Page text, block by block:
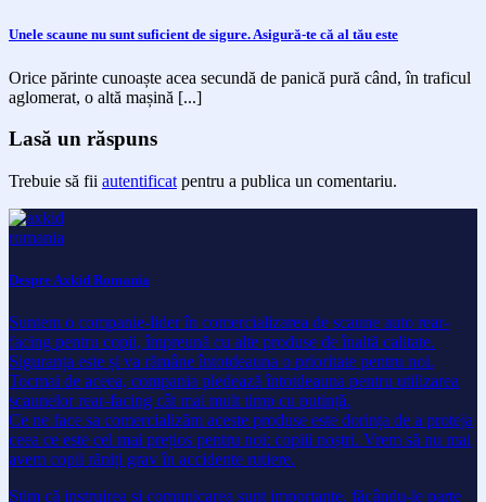
Unele scaune nu sunt suficient de sigure. Asigură-te că al tău este
Orice părinte cunoaște acea secundă de panică pură când, în traficul
aglomerat, o altă mașină [...]
Lasă un răspuns
Trebuie să fii autentificat pentru a publica un comentariu.
Despre Axkid Romania
Suntem o companie-lider în comercializarea de scaune auto rear-
facing pentru copii, împreună cu alte produse de înaltă calitate.
Siguranța este și va rămâne întotdeauna o prioritate pentru noi.
Tocmai de aceea, compania pledează întotdeauna pentru utilizarea
scaunelor rear-facing cât mai mult timp cu putință.
Ce ne face sa comercializăm aceste produse este dorința de a proteja
ceea ce este cel mai prețios pentru noi: copiii noștri. Vrem să nu mai
avem copii răniți grav în accidente rutiere.
Știm că instruirea și comunicarea sunt importante, făcându-le parte